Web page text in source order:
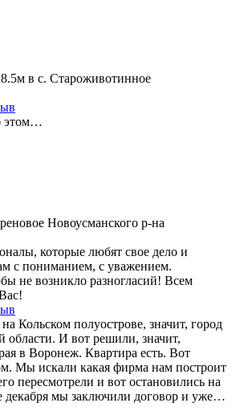
в с. Староживотинное
этом…
Новоусманского р-на
которые любят свое дело и
с пониманием, с уважением.
не возникло разногласий! Всем
Кольском полуострове, значит, город
И вот решили, значит,
в Воронеж. Квартира есть. Вот
Мы искали какая фирма нам построит
пересмотрели и вот остановились на
декабря мы заключили договор и уже…